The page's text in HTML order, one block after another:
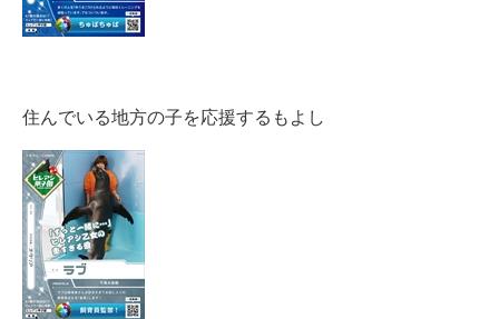
住んでいる地方の子を応援するもよし